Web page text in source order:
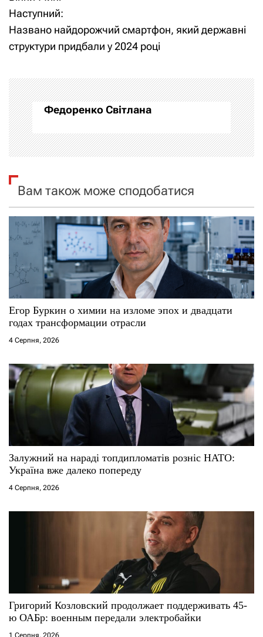
і
г
а
ц
і
я
з
а
п
и
с
і
в
Наступний:
Названо найдорожчий смартфон, який державні
структури придбали у 2024 році
Федоренко Світлана
Вам також може сподобатися
Егор Буркин о химии на изломе эпох и двадцати
годах трансформации отрасли
4 Серпня, 2026
Залужний на нараді топдипломатів розніс НАТО:
Україна вже далеко попереду
4 Серпня, 2026
Григорий Козловский продолжает поддерживать 45-
ю ОАБр: военным передали электробайки
1 Серпня, 2026